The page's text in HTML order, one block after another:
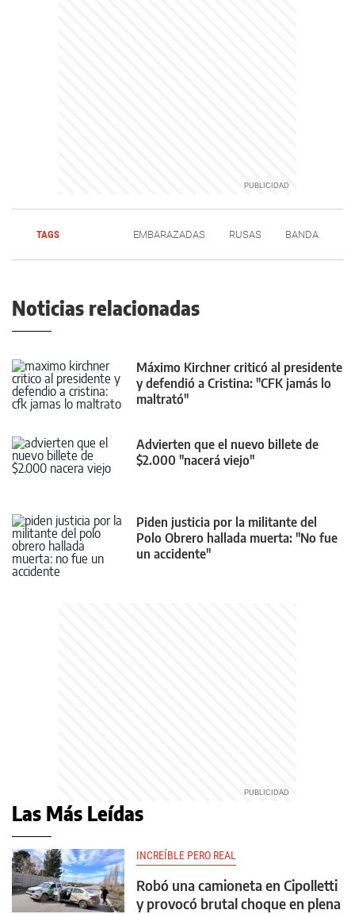
TAGS EMBARAZADAS RUSAS BANDA
Noticias relacionadas
Máximo Kirchner criticó al presidente
y defendió a Cristina: "CFK jamás lo
maltrató"
Advierten que el nuevo billete de
$2.000 "nacerá viejo"
Piden justicia por la militante del
Polo Obrero hallada muerta: "No fue
un accidente"
Las Más Leídas
INCREÍBLE PERO REAL
Robó una camioneta en Cipolletti
y provocó brutal choque en plena